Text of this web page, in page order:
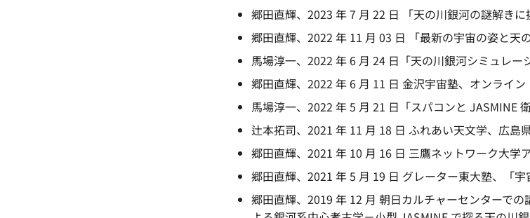
郷田直輝、2023 年 7 月 22 日 「天の川銀河の謎解き
郷田直輝、2022 年 11 月 03 日 「最新の宇宙の姿と
馬場淳一、2022 年 6 月 24 日「天の川銀河シミュレ
郷田直輝、2022 年 6 月 11 日 金沢宇宙塾、オンライン
馬場淳一、2022 年 5 月 21 日「スパコンと JASMINE
辻本拓司、2021 年 11 月 18 日 ふれあい天文学、広島
郷田直輝、2021 年 10 月 16 日 三鷹ネットワーク大学
郷田直輝、2021 年 5 月 19 日 グレーター東大塾、「
郷田直輝、2019 年 12 月 朝日カルチャーセンターで